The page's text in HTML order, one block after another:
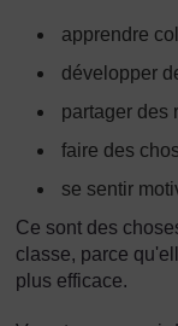
apprendre
développer
partager des
faire des
se sentir
Ce sont des
classe, parce
plus efficace.